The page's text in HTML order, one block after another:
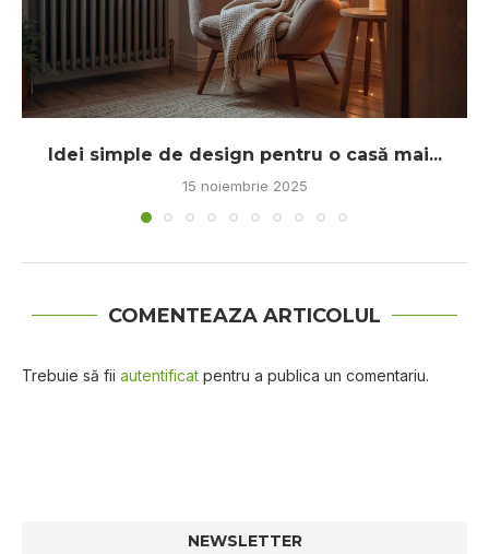
Idei simple de design pentru o casă mai...
15 noiembrie 2025
COMENTEAZA ARTICOLUL
Trebuie să fii autentificat pentru a publica un comentariu.
NEWSLETTER